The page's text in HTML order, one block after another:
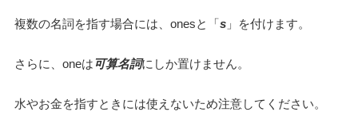
複数の名詞を指す場合には、onesと「s」を付けます。
さらに、oneは 可算名詞にしか置けません。
水やお金を指すときには使えないため注意してください。